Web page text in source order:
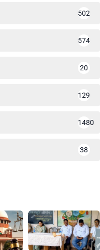
502
574
20
129
1480
38